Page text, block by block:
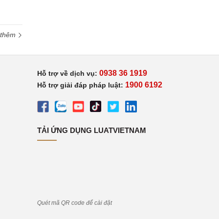
Hỗ trợ về dịch vụ: 0938 36 1919
Hỗ trợ giải đáp pháp luật: 1900 6192
TẢI ỨNG DỤNG LUATVIETNAM
Quét mã QR code để cài đặt